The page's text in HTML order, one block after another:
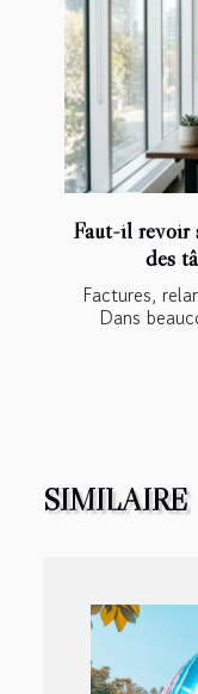
Faut-il revoir
des
Factures,
Dans
SIMILAIRE